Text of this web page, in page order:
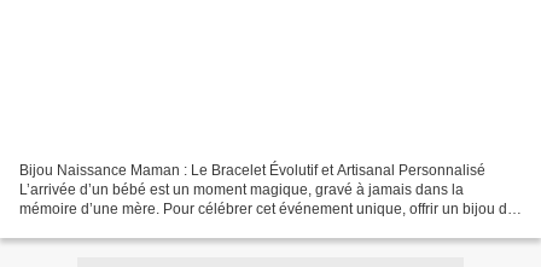
Bijou Naissance Maman : Le Bracelet Évolutif et Artisanal Personnalisé
L’arrivée d’un bébé est un moment magique, gravé à jamais dans la
mémoire d’une mère. Pour célébrer cet événement unique, offrir un bijou de